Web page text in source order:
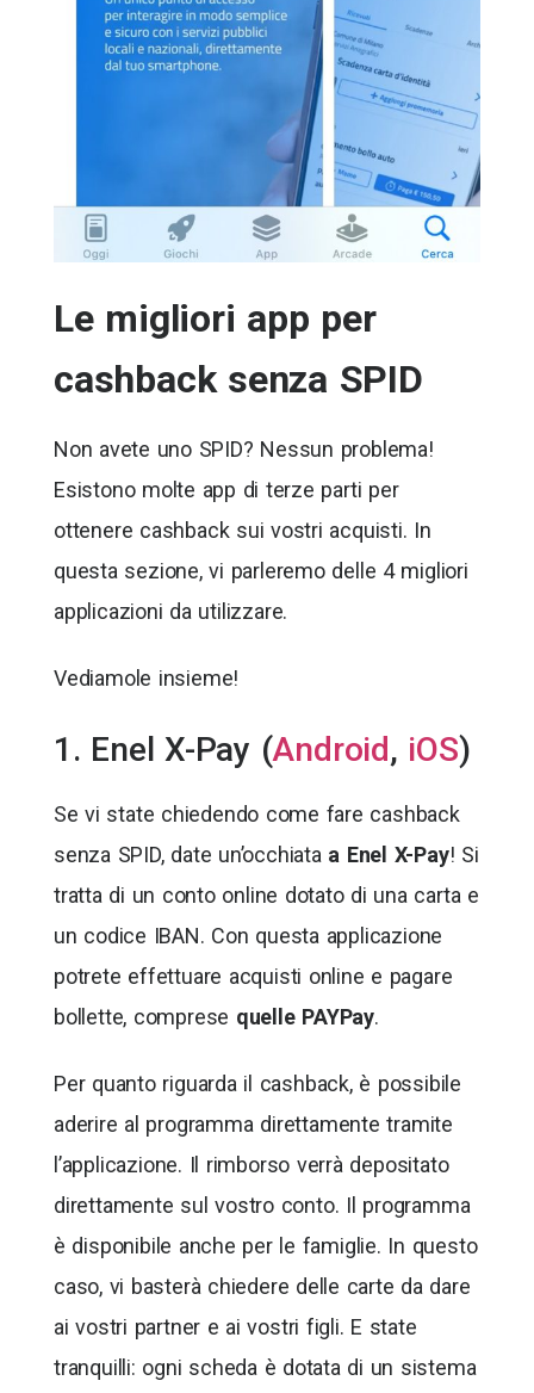
Le migliori app per
cashback senza SPID
Non avete uno SPID? Nessun problema!
Esistono molte app di terze parti per
ottenere cashback sui vostri acquisti. In
questa sezione, vi parleremo delle 4 migliori
applicazioni da utilizzare.
Vediamole insieme!
1. Enel X-Pay (Android, iOS)
Se vi state chiedendo come fare cashback
senza SPID, date un’occhiata a Enel X-Pay! Si
tratta di un conto online dotato di una carta e
un codice IBAN. Con questa applicazione
potrete effettuare acquisti online e pagare
bollette, comprese quelle PAYPay.
Per quanto riguarda il cashback, è possibile
aderire al programma direttamente tramite
l’applicazione. Il rimborso verrà depositato
direttamente sul vostro conto. Il programma
è disponibile anche per le famiglie. In questo
caso, vi basterà chiedere delle carte da dare
ai vostri partner e ai vostri figli. E state
tranquilli: ogni scheda è dotata di un sistema